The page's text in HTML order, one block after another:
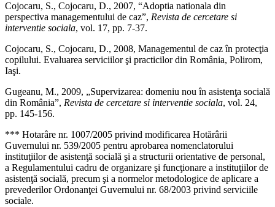
Cojocaru, S., Cojocaru, D., 2007, “Adoptia nationala din
perspectiva managementului de caz”, Revista de cercetare si
interventie sociala, vol. 17, pp. 7-37.
Cojocaru, S., Cojocaru, D., 2008, Managementul de caz în protecţia
copilului. Evaluarea serviciilor şi practicilor din România, Polirom,
Iaşi.
Gugeanu, M., 2009, „Supervizarea: domeniu nou în asistenţa socială
din România”, Revista de cercetare si interventie sociala, vol. 24,
pp. 145-156.
*** Hotarâre nr. 1007/2005 privind modificarea Hotărârii
Guvernului nr. 539/2005 pentru aprobarea nomenclatorului
instituţiilor de asistenţă socială şi a structurii orientative de personal,
a Regulamentului cadru de organizare şi funcţionare a instituţiilor de
asistenţă socială, precum şi a normelor metodologice de aplicare a
prevederilor Ordonanţei Guvernului nr. 68/2003 privind serviciile
sociale.